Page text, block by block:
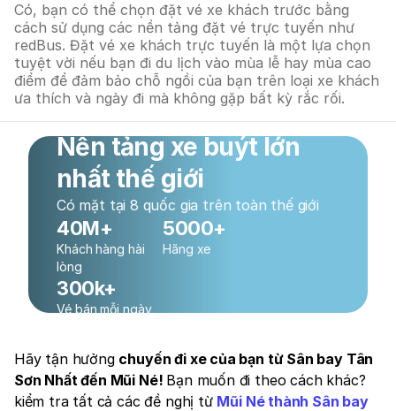
Có, bạn có thể chọn đặt vé xe khách trước bằng
cách sử dụng các nền tảng đặt vé trực tuyến như
redBus. Đặt vé xe khách trực tuyến là một lựa chọn
tuyệt vời nếu bạn đi du lịch vào mùa lễ hay mùa cao
điểm để đảm bảo chỗ ngồi của bạn trên loại xe khách
ưa thích và ngày đi mà không gặp bất kỳ rắc rối.
Nền tảng xe buýt lớn
nhất thế giới
Có mặt tại 8 quốc gia trên toàn thế giới
40M+
Khách hàng hài
lòng
5000+
Hãng xe
300k+
Vé bán mỗi ngày
Hãy tận hưởng chuyến đi xe của bạn từ Sân bay Tân
Sơn Nhất đến Mũi Né! Bạn muốn đi theo cách khác?
kiểm tra tất cả các đề nghị từ Mũi Né thành Sân bay